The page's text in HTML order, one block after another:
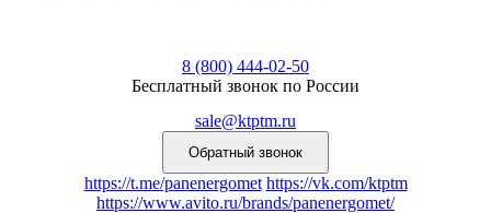
8 (800) 444-02-50
Бесплатный звонок по России
sale@ktptm.ru
https://t.me/panenergomet https://vk.com/ktptm
https://www.avito.ru/brands/panenergomet/